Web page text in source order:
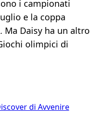
i campionati
e la coppa
Ma Daisy ha un altro
olimpici di
di Avvenire